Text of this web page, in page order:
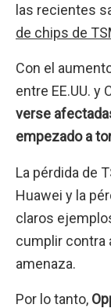
las recientes
de chips de
Con el
entre EE.UU. y
verse
empezado a
La pérdida de
Huawei y la
claros
cumplir contra
amenaza.
Por lo tanto,